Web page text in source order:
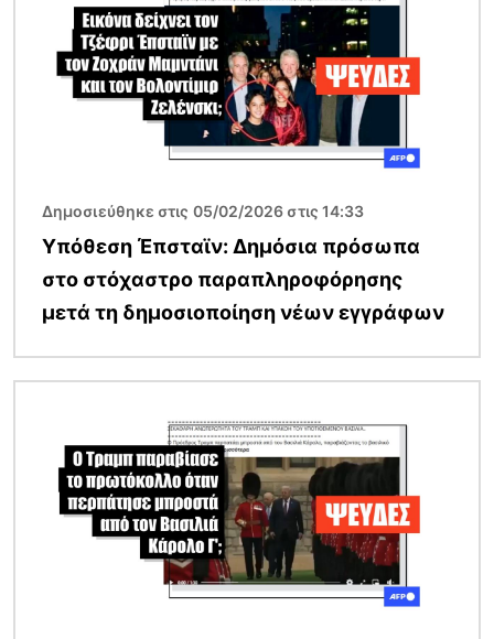
Δημοσιεύθηκε στις 05/02/2026 στις 14:33
Υπόθεση Έπσταϊν: Δημόσια πρόσωπα
στο στόχαστρο παραπληροφόρησης
μετά τη δημοσιοποίηση νέων εγγράφων